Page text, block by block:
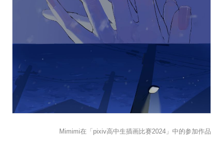
Mimimi在「pixiv高中生插画比赛2024」中的参加作品